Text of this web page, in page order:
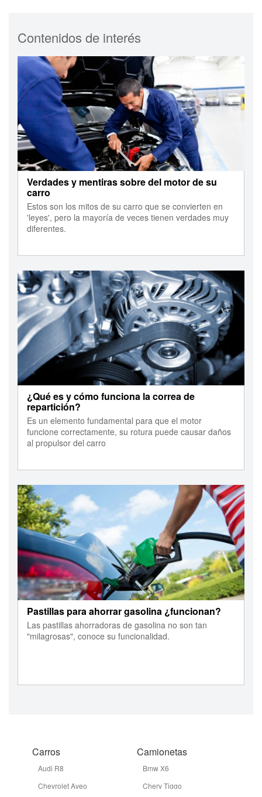
Contenidos de interés
Verdades y mentiras sobre del motor de su
carro
Estos son los mitos de su carro que se convierten en
'leyes', pero la mayoría de veces tienen verdades muy
diferentes.
¿Qué es y cómo funciona la correa de
repartición?
Es un elemento fundamental para que el motor
funcione correctamente, su rotura puede causar daños
al propulsor del carro
Pastillas para ahorrar gasolina ¿funcionan?
Las pastillas ahorradoras de gasolina no son tan
"milagrosas", conoce su funcionalidad.
Carros
Audi R8
Chevrolet Aveo
Camionetas
Bmw X6
Chery Tiggo